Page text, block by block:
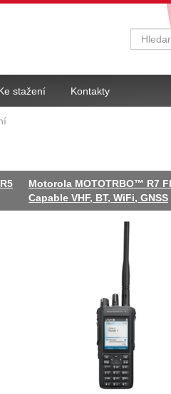
Motorola MOTOTRBO™ R7
Capable VHF, BT, WiFi, GNSS
stažení Kontakty